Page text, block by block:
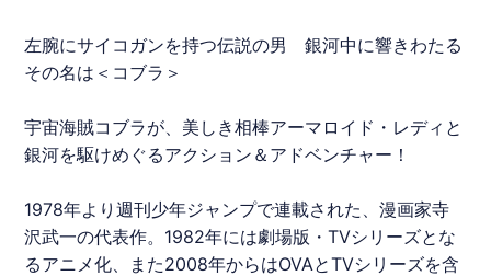
左腕にサイコガンを持つ伝説の男 銀河中に響きわたる
その名は＜ コブラ ＞
宇宙海賊コブラが、美しき相棒アーマロイド・レディと
銀河を駆けめぐるアクション＆アドベンチャー！
1978年より週刊少年ジャンプで連載された、漫画家寺
沢武一の代表作。1982年には劇場版・TVシリーズとな
るアニメ化、また2008年からはOVAとTVシリーズを含